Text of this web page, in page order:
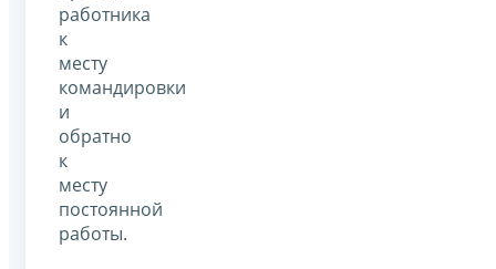
работника
к
месту
командировки
и
обратно
к
месту
постоянной
работы.